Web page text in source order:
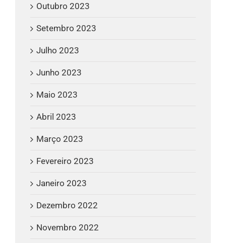
Outubro 2023
Setembro 2023
Julho 2023
Junho 2023
Maio 2023
Abril 2023
Março 2023
Fevereiro 2023
Janeiro 2023
Dezembro 2022
Novembro 2022